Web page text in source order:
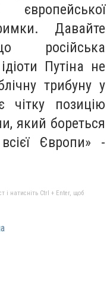
Давайте
російська
Путіна не
трибуну у
чітку позицію
який бореться
Європи» -
і натисніть Ctrl + Enter, щоб